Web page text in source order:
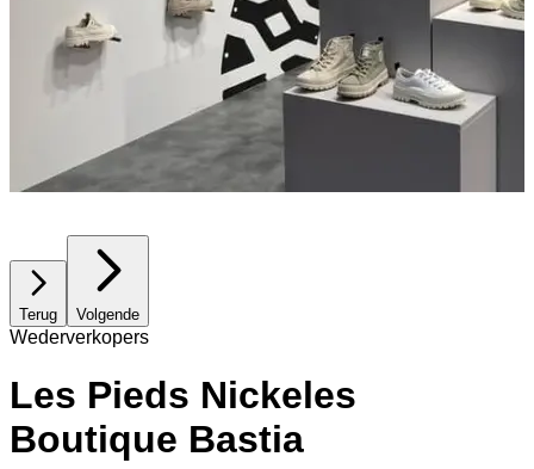
Terug Volgende
Wederverkopers
Les Pieds Nickeles
Boutique Bastia